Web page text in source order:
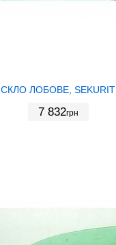
СКЛО ЛОБОВЕ, SEKURIT
7 832грн